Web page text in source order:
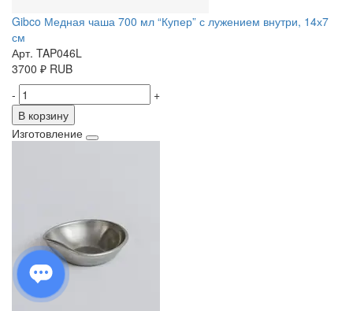
Gibco Медная чаша 700 мл “Купер” с лужением внутри, 14х7
см
Арт. TAP046L
3700 ₽ RUB
-
+
В корзину
Изготовление